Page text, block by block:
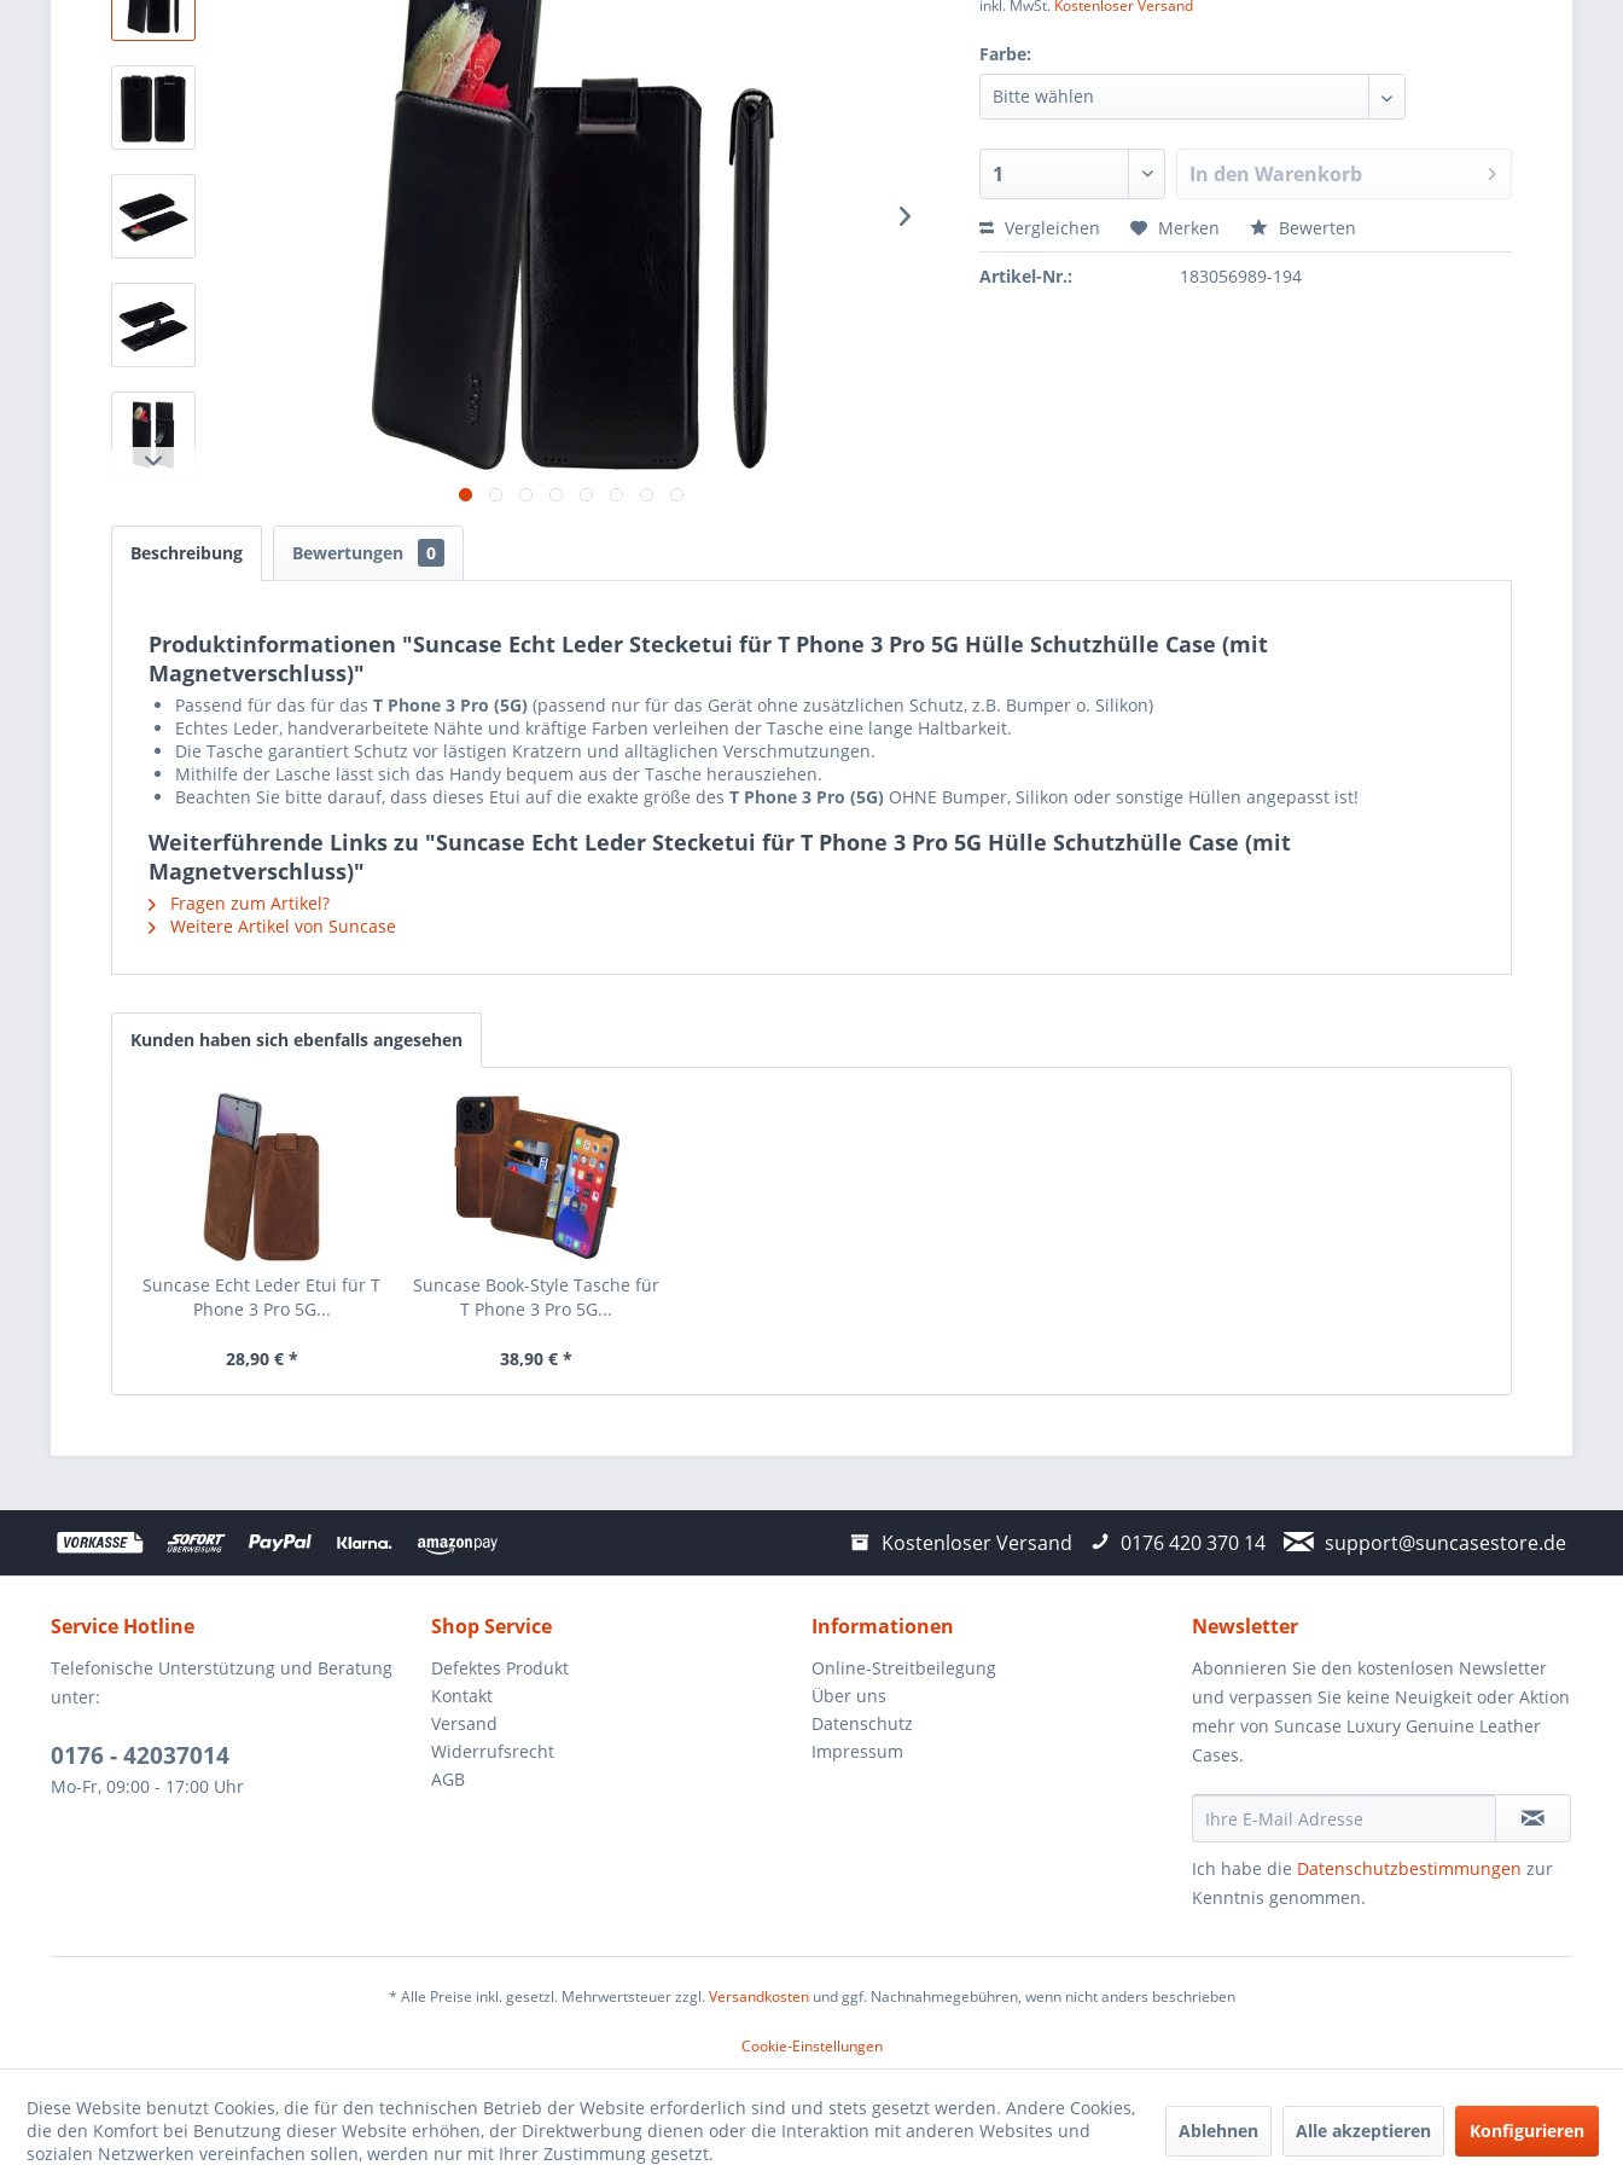
inkl. MwSt. Kostenloser Versand
Farbe:
In den Warenkorb
Vergleichen Merken Bewerten
Artikel-Nr.: 183056989-194
Beschreibung Bewertungen 0
Produktinformationen "Suncase Echt Leder Stecketui für T Phone 3 Pro 5G Hülle Schutzhülle Case (mit
Magnetverschluss)"
Passend für das für das T Phone 3 Pro (5G) (passend nur für das Gerät ohne zusätzlichen Schutz, z.B. Bumper o. Silikon)
Echtes Leder, handverarbeitete Nähte und kräftige Farben verleihen der Tasche eine lange Haltbarkeit.
Die Tasche garantiert Schutz vor lästigen Kratzern und alltäglichen Verschmutzungen.
Mithilfe der Lasche lässt sich das Handy bequem aus der Tasche herausziehen.
Beachten Sie bitte darauf, dass dieses Etui auf die exakte größe des T Phone 3 Pro (5G) OHNE Bumper, Silikon oder sonstige Hüllen angepasst ist!
Weiterführende Links zu "Suncase Echt Leder Stecketui für T Phone 3 Pro 5G Hülle Schutzhülle Case (mit
Magnetverschluss)"
Fragen zum Artikel?
Weitere Artikel von Suncase
Kunden haben sich ebenfalls angesehen
Suncase Echt Leder Etui für T
Phone 3 Pro 5G...
28,90 € *
Suncase Book-Style Tasche für
T Phone 3 Pro 5G...
38,90 € *
Kostenloser Versand 0176 420 370 14 support@suncasestore.de
Service Hotline
Telefonische Unterstützung und Beratung
unter:
0176 - 42037014
Mo-Fr, 09:00 - 17:00 Uhr
Shop Service
Defektes Produkt
Kontakt
Versand
Widerrufsrecht
AGB
Informationen
Online-Streitbeilegung
Über uns
Datenschutz
Impressum
Newsletter
Abonnieren Sie den kostenlosen Newsletter
und verpassen Sie keine Neuigkeit oder Aktion
mehr von Suncase Luxury Genuine Leather
Cases.
Ich habe die Datenschutzbestimmungen zur
Kenntnis genommen.
* Alle Preise inkl. gesetzl. Mehrwertsteuer zzgl.Versandkostenund ggf. Nachnahmegebühren, wenn nicht anders beschrieben
Cookie-Einstellungen
Diese Website benutzt Cookies, die für den technischen Betrieb der Website erforderlich sind und stets gesetzt werden. Andere Cookies,
die den Komfort bei Benutzung dieser Website erhöhen, der Direktwerbung dienen oder die Interaktion mit anderen Websites und
sozialen Netzwerken vereinfachen sollen, werden nur mit Ihrer Zustimmung gesetzt.
Ablehnen Alle akzeptieren Konfigurieren